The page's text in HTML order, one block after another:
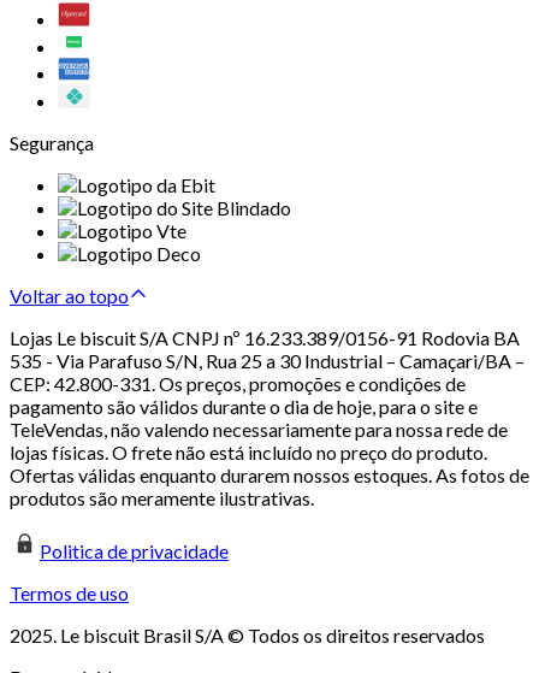
Segurança
Voltar ao topo
Lojas Le biscuit S/A CNPJ nº 16.233.389/0156-91 Rodovia BA
535 - Via Parafuso S/N, Rua 25 a 30 Industrial – Camaçari/BA –
CEP: 42.800-331. Os preços, promoções e condições de
pagamento são válidos durante o dia de hoje, para o site e
TeleVendas, não valendo necessariamente para nossa rede de
lojas físicas. O frete não está incluído no preço do produto.
Ofertas válidas enquanto durarem nossos estoques. As fotos de
produtos são meramente ilustrativas.
Politica de privacidade
Termos de uso
2025. Le biscuit Brasil S/A © Todos os direitos reservados